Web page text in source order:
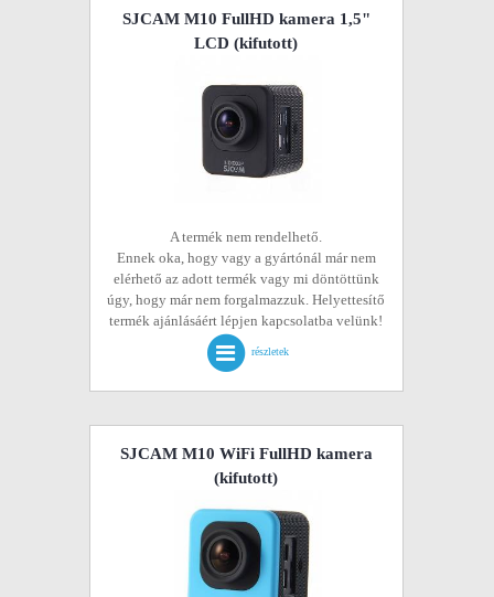
SJCAM M10 FullHD kamera 1,5"
LCD (kifutott)
A termék nem rendelhető.
Ennek oka, hogy vagy a gyártónál már nem
elérhető az adott termék vagy mi döntöttünk
úgy, hogy már nem forgalmazzuk. Helyettesítő
termék ajánlásáért lépjen kapcsolatba velünk!
részletek
SJCAM M10 WiFi FullHD kamera
(kifutott)